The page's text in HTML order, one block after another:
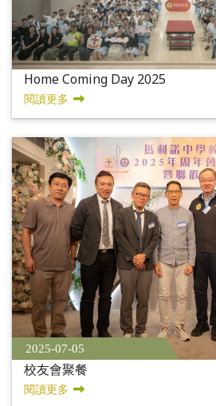
Home Coming Day 2025
閱讀更多
2025-07-05
校友會聚餐
閱讀更多